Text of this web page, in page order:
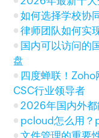
如何选择学校协
律师团队如何实
国内可以访问的
盘
四度蝉联！
CSC行业领导者
2026年国内外都
pcloud怎么用？
文件管理的重要